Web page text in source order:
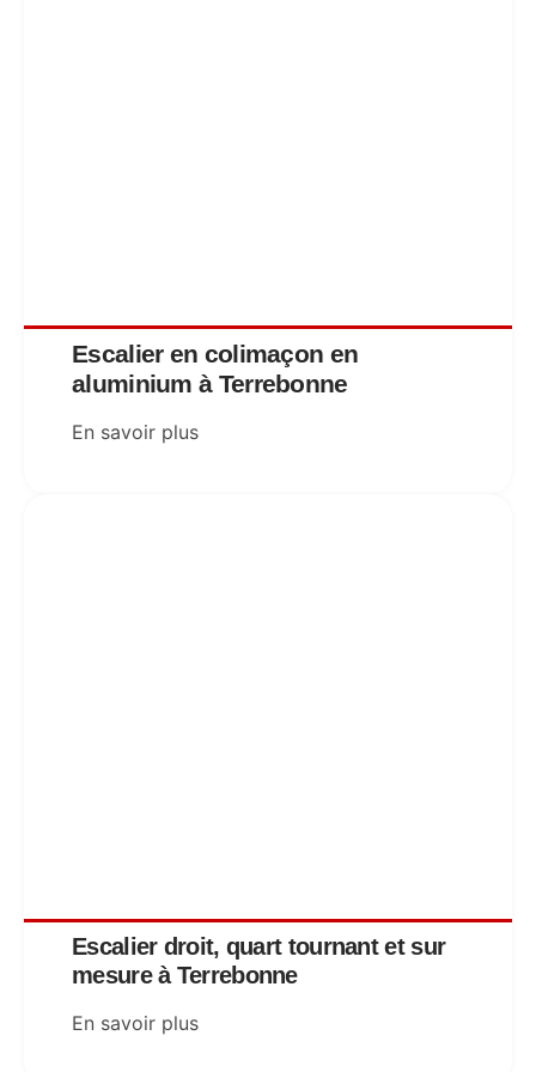
Escalier en colimaçon en
aluminium à Terrebonne
En savoir plus
Escalier droit, quart tournant et sur
mesure à Terrebonne
En savoir plus